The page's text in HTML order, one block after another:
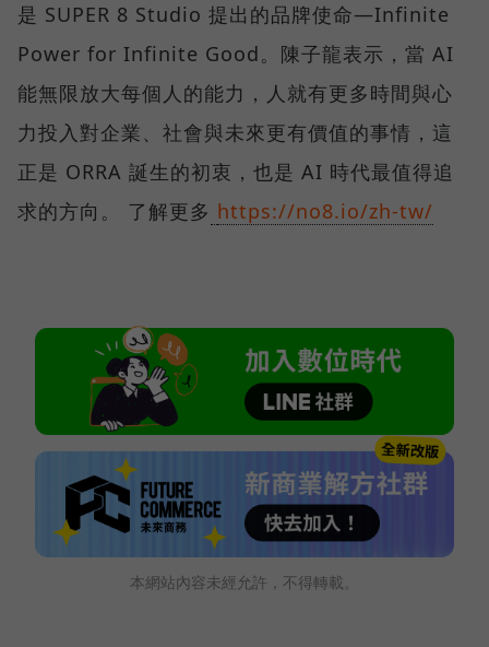
是 SUPER 8 Studio 提出的品牌使命—Infinite
Power for Infinite Good。陳子龍表示，當 AI
能無限放大每個人的能力，人就有更多時間與心
力投入對企業、社會與未來更有價值的事情，這
正是 ORRA 誕生的初衷，也是 AI 時代最值得追
求的方向。 了解更多 https://no8.io/zh-tw/
本網站內容未經允許，不得轉載。